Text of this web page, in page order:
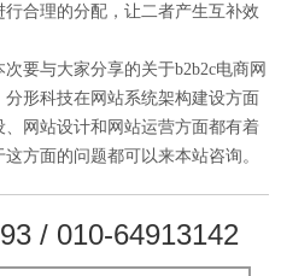
合理的分配，让二者产生互补效
与大家分享的关于b2b2c电商网
形科技在网站系统架构建设方面
网站设计和网站运营方面都有着
方面的问题都可以来本站咨询。
/ 010-64913142